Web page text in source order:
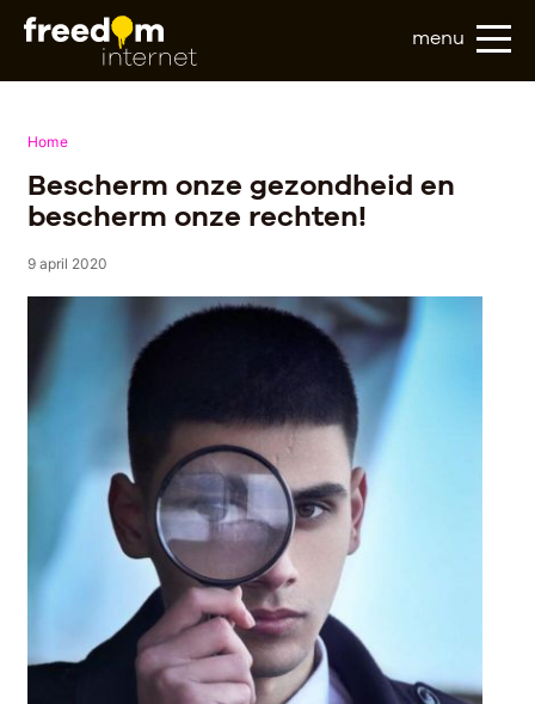
menu
Home
Bescherm onze gezondheid en
bescherm onze rechten!
9 april 2020